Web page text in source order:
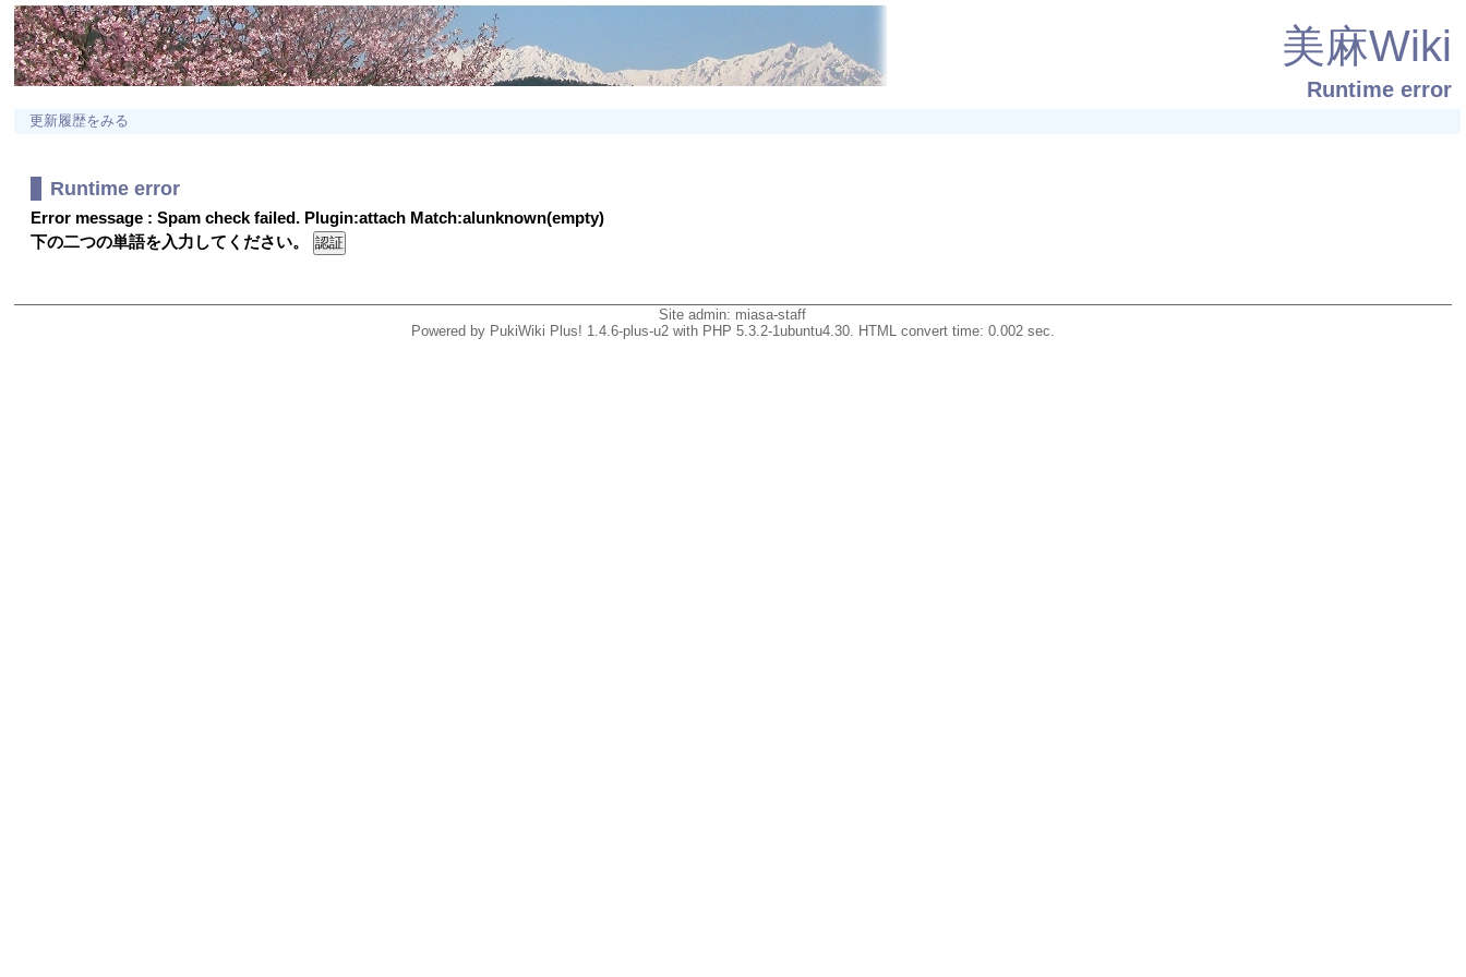
美麻Wiki
Runtime error
更新履歴をみる
Runtime error
Error message : Spam check failed. Plugin:attach Match:alunknown(empty)
下の二つの単語を入力してください。
Site admin: miasa-staff
Powered by PukiWiki Plus! 1.4.6-plus-u2 with PHP 5.3.2-1ubuntu4.30. HTML convert time: 0.002 sec.